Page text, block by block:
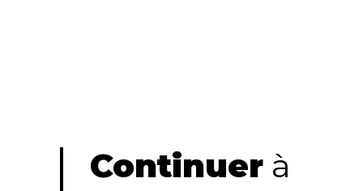
Continuer à